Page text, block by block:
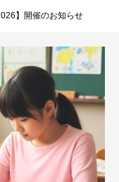
】開催のお知らせ